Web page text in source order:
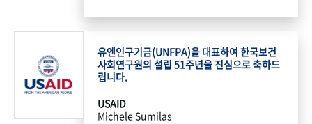
유엔인구기금(UNFPA)을 대표하여 한국보건
사회연구원의 설립 51주년을 진심으로 축하드
립니다.
USAID
Michele Sumilas